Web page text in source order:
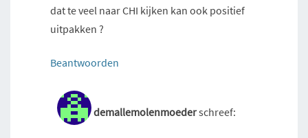
dat te veel naar CHI kijken kan ook positief
uitpakken ?
Beantwoorden
demallemolenmoederschreef: